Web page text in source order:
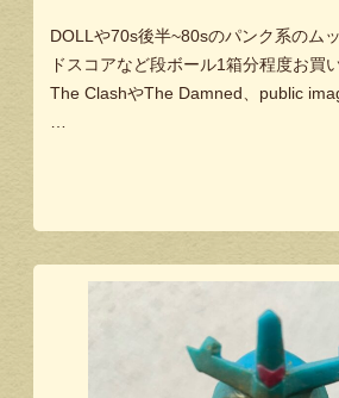
DOLLや70s後半~80sのパンク系のム
ドスコアなど段ボール1箱分程度お買
The ClashやThe Damned、public